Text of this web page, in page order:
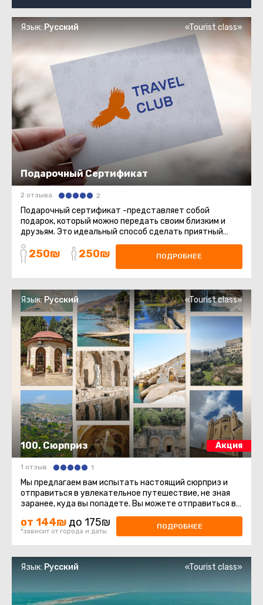
Подарочный Сертификат
Язык:Русский «Tourist class»
2 отзыва 2
Подарочный сертификат -представляет собой
подарок, который можно передать своим близким и
друзьям. Это идеальный способ сделать приятный
сюрприз, который позволит ...
250₪ 250₪ ПОДРОБНЕЕ
100. Сюрприз Акция
Язык:Русский «Tourist class»
1 отзыв 1
Мы предлагаем вам испытать настоящий сюрприз и
отправиться в увлекательное путешествие, не зная
заранее, куда вы попадете. Вы можете отправиться в
от 144₪ до 175₪
*зависит от города и даты
ПОДРОБНЕЕ
Язык: Русский «Tourist class»